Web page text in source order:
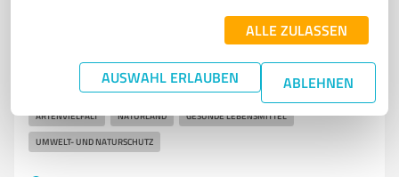
ALLE ZULASSEN
AUSWAHL ERLAUBEN ABLEHNEN
Öko Obst Rauch GbR - Bio Obstbau und Herstellung
BIO-LANDWIRTSCHAFT ÖKOLOGISCHER OBSTBAU TAFELÄPFEL
ZWETSCHGEN BIRNEN APFELSAFT CIDRE NACHHALTIGER ANBAU
ARTENVIELFALT NATURLAND GESUNDE LEBENSMITTEL
UMWELT- UND NATURSCHUTZ